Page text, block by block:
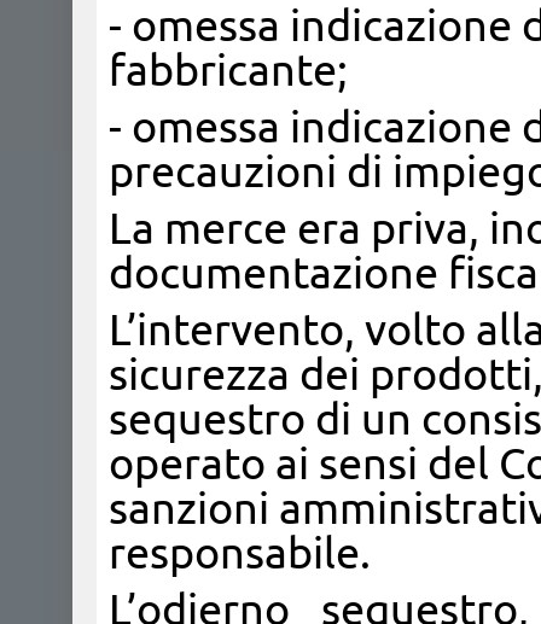
- omessa indicazione
fabbricante;
- omessa indicazione
precauzioni di
La merce era priva,
documentazione
L’intervento, volto
sicurezza dei
sequestro di un
operato ai sensi del
sanzioni
responsabile.
L’odierno